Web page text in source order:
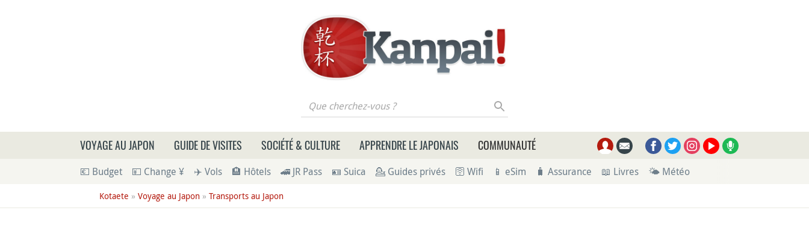
Que cherchez-vous ?
VOYAGE AU JAPON GUIDE DE VISITES SOCIÉTÉ & CULTURE APPRENDRE LE JAPONAIS COMMUNAUTÉ
💶 Budget 💴 Change ¥ ✈️ Vols 🏨 Hôtels 🚄 JR Pass 🪪 Suica 💁 Guides privés 🛜 Wifi 📱 eSim 🧳 Assurance 📖 Livres 🌤 Météo
Kotaete » Voyage au Japon» Transports au Japon